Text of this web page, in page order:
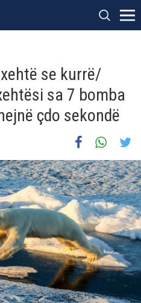
se kurrë/
sa 7 bomba
çdo sekondë